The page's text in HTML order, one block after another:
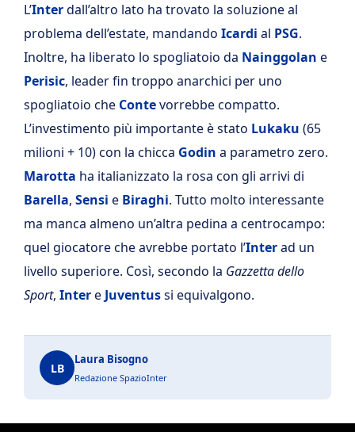
L’Interdall’altro lato ha trovato la soluzione al
problema dell’estate, mandando Icardi al PSG.
Inoltre, ha liberato lo spogliatoio da Nainggolan e
Perisic, leader fin troppo anarchici per uno
spogliatoio che Contevorrebbe compatto.
L’investimento più importante è stato Lukaku (65
milioni + 10) con la chicca Godin a parametro zero.
Marotta ha italianizzato la rosa con gli arrivi di
Barella, Sensi e Biraghi. Tutto molto interessante
ma manca almeno un’altra pedina a centrocampo:
quel giocatore che avrebbe portato l’Interad un
livello superiore. Così, secondo la Gazzetta dello
Sport, Intere Juventussi equivalgono.
LB
Laura Bisogno
Redazione SpazioInter